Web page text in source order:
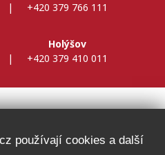
|
+420 379 766 111
|
Holýšov
+420 379 410 011
používají cookies a další